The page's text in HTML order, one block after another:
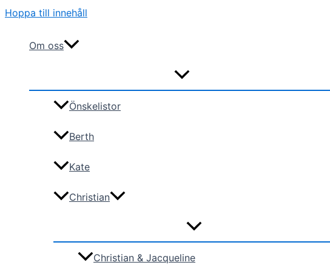
Hoppa till innehåll
Om oss
Önskelistor
Berth
Kate
Christian
Christian & Jacqueline